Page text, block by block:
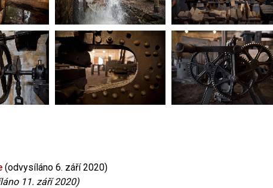
(odvysíláno 6. září 2020)
11. září 2020)